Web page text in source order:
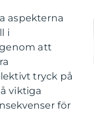
aspekterna
i
att
tryck på
viktiga
för